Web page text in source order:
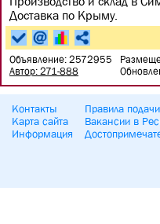
Доставка по Крыму.
Объявление: 2572955
Автор: 271-888
Контакты
Карта сайта
Информация
Правила
Вакансии в